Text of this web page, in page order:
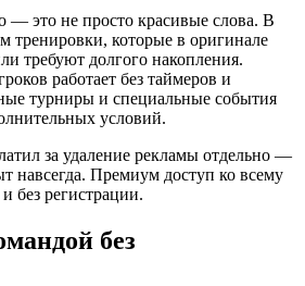
— это не просто красивые слова. В
тренировки, которые в оригинале
требуют долгого накопления.
работает без таймеров и
турниры и специальные события
условий.
за удаление рекламы отдельно —
навсегда. Премиум доступ ко всему
без регистрации.
без